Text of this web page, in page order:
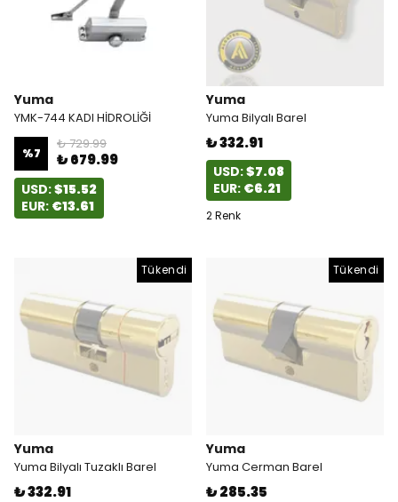
Yuma
YMK-744 KADI HİDROLİĞİ
%7
₺ 729.99
₺ 679.99
USD:$15.52
EUR: €13.61
Yuma
Yuma Bilyalı Barel
₺ 332.91
USD:$7.08
EUR: €6.21
2 Renk
Tükendi
Yuma
Yuma Bilyalı Tuzaklı Barel
₺ 332.91
Tükendi
Yuma
Yuma Cerman Barel
₺ 285.35